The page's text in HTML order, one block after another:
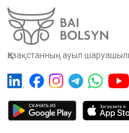
Қазақстанның ауыл